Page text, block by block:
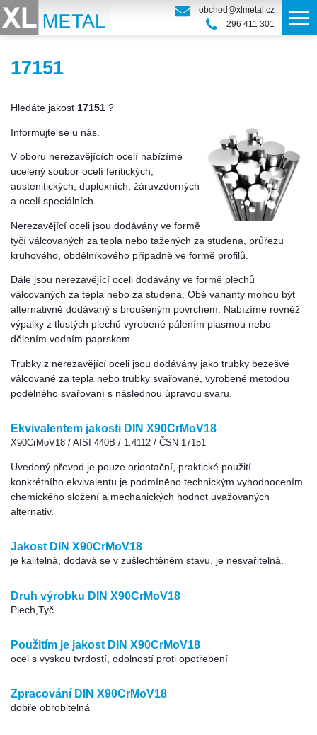
obchod@xlmetal.cz
296 411 301
17151
Hledáte jakost 17151 ?
Informujte se u nás.
V oboru nerezavějících ocelí nabízíme
ucelený soubor ocelí feritických,
austenitických, duplexních, žáruvzdorných
a ocelí speciálních.
Nerezavějící oceli jsou dodávány ve formě
tyčí válcovaných za tepla nebo tažených za studena, průřezu
kruhového, obdélníkového případně ve formě profilů.
Dále jsou nerezavějící oceli dodávány ve formě plechů
válcovaných za tepla nebo za studena. Obě varianty mohou být
alternativně dodávaný s broušeným povrchem. Nabízíme rovněž
výpalky z tlustých plechů vyrobené pálením plasmou nebo
dělením vodním paprskem.
Trubky z nerezavějící oceli jsou dodávány jako trubky bezešvé
válcované za tepla nebo trubky svařované, vyrobené metodou
podélného svařování s následnou úpravou svaru.
Ekvivalentem jakosti DIN X90CrMoV18
X90CrMoV18 / AISI 440B / 1.4112 / ČSN 17151
Uvedený převod je pouze orientační, praktické použití
konkrétního ekvivalentu je podmíněno technickým vyhodnocením
chemického složení a mechanických hodnot uvažovaných
alternativ.
Jakost DIN X90CrMoV18
je kalitelná, dodává se v zušlechtěném stavu, je nesvařitelná.
Druh výrobku DIN X90CrMoV18
Plech,Tyč
Použitím je jakost DIN X90CrMoV18
ocel s vyskou tvrdostí, odolností proti opotřebení
Zpracování DIN X90CrMoV18
dobře obrobitelná